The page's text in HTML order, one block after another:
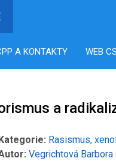
A KONTAKTY WEB
a
Kategorie: Rasismus,
Vegrichtová Barbora